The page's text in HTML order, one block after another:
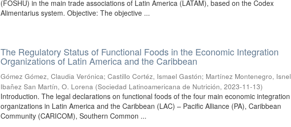
(FOSHU) in the main trade associations of Latin America (LATAM), based on the Codex
Alimentarius system. Objective: The objective ...
The Regulatory Status of Functional Foods in the Economic Integration
Organizations of Latin America and the Caribbean
Gómez Gómez, Claudia Verónica;Castillo Cortéz, Ismael Gastón; Martínez Montenegro, Isnel
Ibañez San Martín, O. Lorena (Sociedad Latinoamericana de Nutrición,2023-11-13)
Introduction. The legal declarations on functional foods of the four main economic integration
organizations in Latin America and the Caribbean (LAC) – Pacific Alliance (PA), Caribbean
Community (CARICOM), Southern Common ...